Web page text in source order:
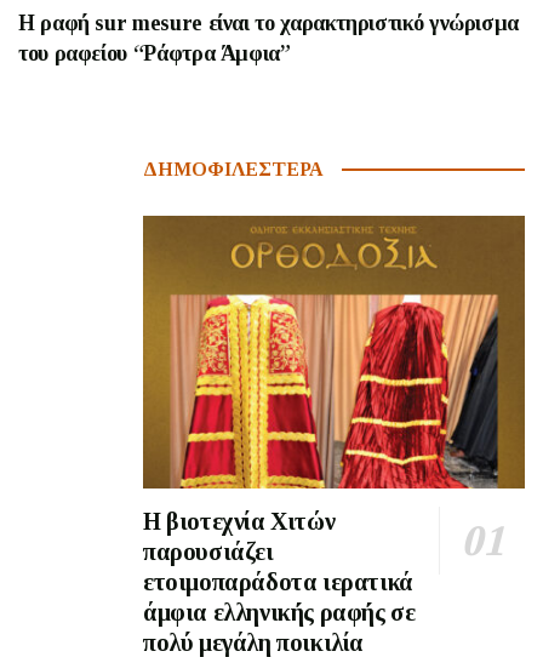
Η ραφή sur mesure είναι το χαρακτηριστικό γνώρισμα
του ραφείου “Ράφτρα Άμφια”
ΔΗΜΟΦΙΛΕΣΤΕΡΑ
Η βιοτεχνία Χιτών
παρουσιάζει
ετοιμοπαράδοτα ιερατικά
άμφια ελληνικής ραφής σε
πολύ μεγάλη ποικιλία